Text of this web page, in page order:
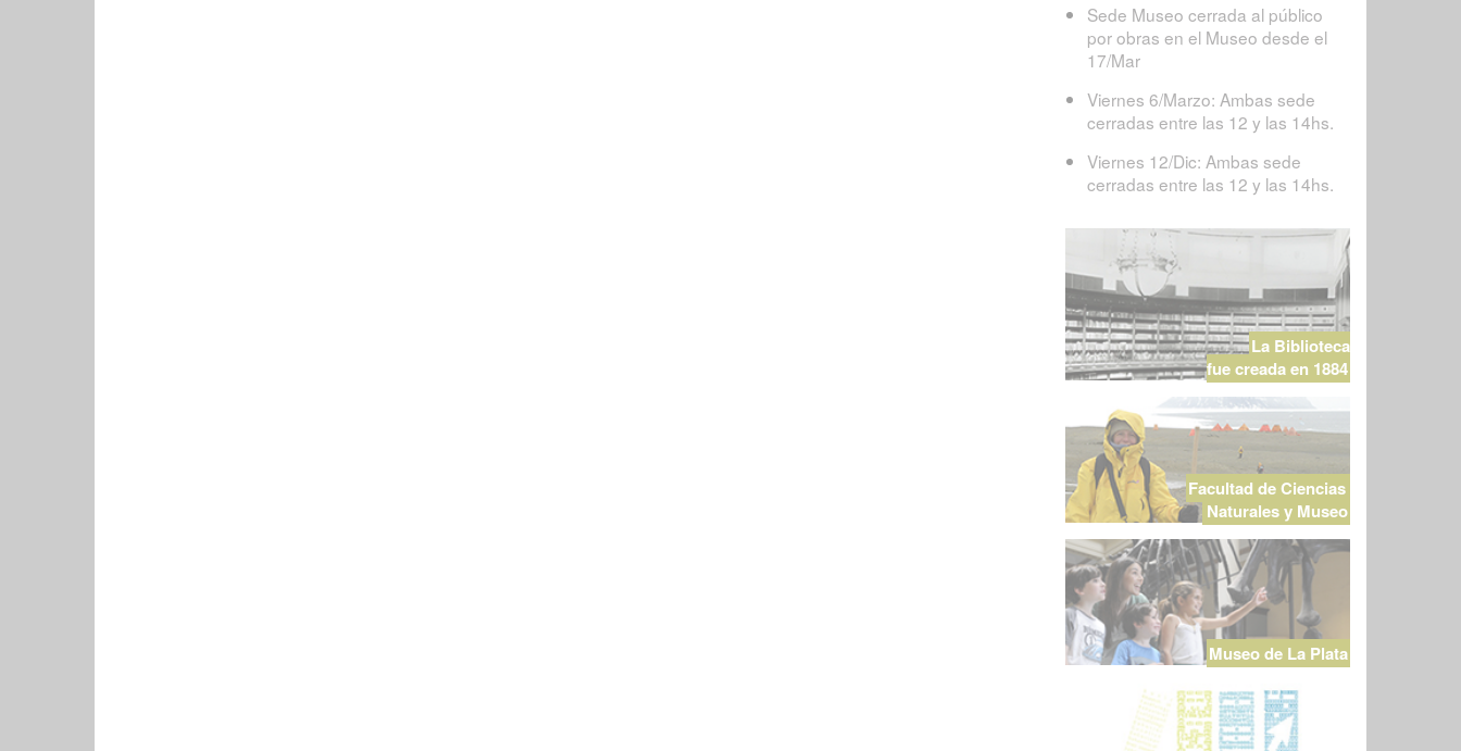
Sede Museo cerrada al público
por obras en el Museo desde el
17/Mar
Viernes 6/Marzo: Ambas sede
cerradas entre las 12 y las 14hs.
Viernes 12/Dic: Ambas sede
cerradas entre las 12 y las 14hs.
La Biblioteca
fue creada en 1884
Facultad de Ciencias
Naturales y Museo
Museo de La Plata